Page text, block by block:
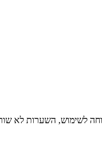
לשימוש, השערות לא